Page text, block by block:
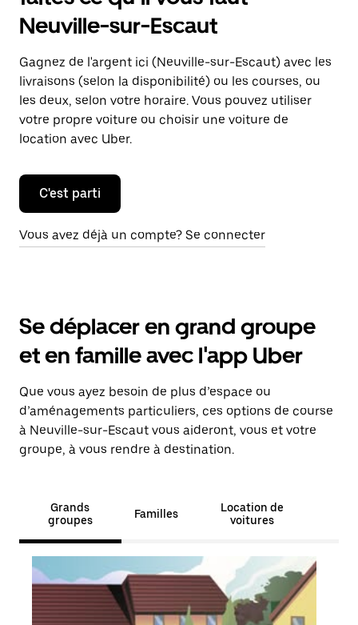
Neuville-sur-Escaut
Gagnez de l'argent ici (Neuville-sur-Escaut) avec les
livraisons (selon la disponibilité) ou les courses, ou
les deux, selon votre horaire. Vous pouvez utiliser
votre propre voiture ou choisir une voiture de
location avec Uber.
C'est parti
Vous avez déjà un compte? Se connecter
Se déplacer en grand groupe
et en famille avec l'app Uber
Que vous ayez besoin de plus d’espace ou
d’aménagements particuliers, ces options de course
à Neuville-sur-Escaut vous aideront, vous et votre
groupe, à vous rendre à destination.
Grands
groupes
Familles
Location de
voitures